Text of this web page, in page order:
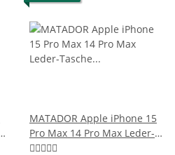
MATADOR Apple iPhone 15
Pro Max 14 Pro Max Leder-
Tasche Schwarz